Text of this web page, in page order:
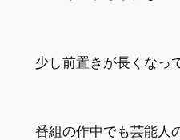
少し前置きが長くなっ
番組の作中でも芸能人